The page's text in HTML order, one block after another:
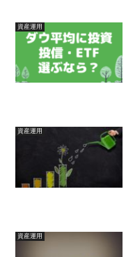
資産運用
資産運用
資産運用